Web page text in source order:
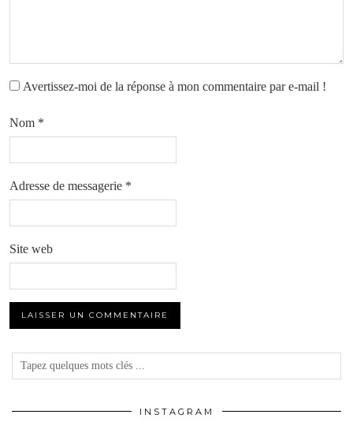
Avertissez-moi de la réponse à mon commentaire par e-mail !
Nom *
Adresse de messagerie *
Site web
INSTAGRAM